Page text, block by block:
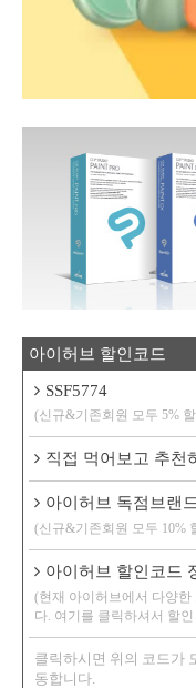
아이허브 할인코드
SSF5774
(신규&기존회원 모두 5%
직접 먹어보고 추천
아이허브 독점브랜드
(신규&기존회원 모두 10%
아이허브 할인코드
(현재 아이허브에서 다양
다. 여기를 클릭하셔서 할
클릭하시면 위의 코드가
동합니다.